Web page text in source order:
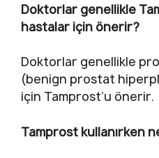
Doktorlar genellikle
hastalar için önerir?
Doktorlar genellikle
(benign prostat
için Tamprost’u önerir.
Tamprost kullanırken